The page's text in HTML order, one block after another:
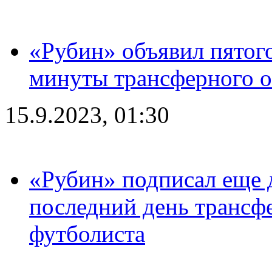
«Рубин» объявил
минуты трансферного
15.9.2023, 01:30
«Рубин» подписал еще
последний день
футболиста